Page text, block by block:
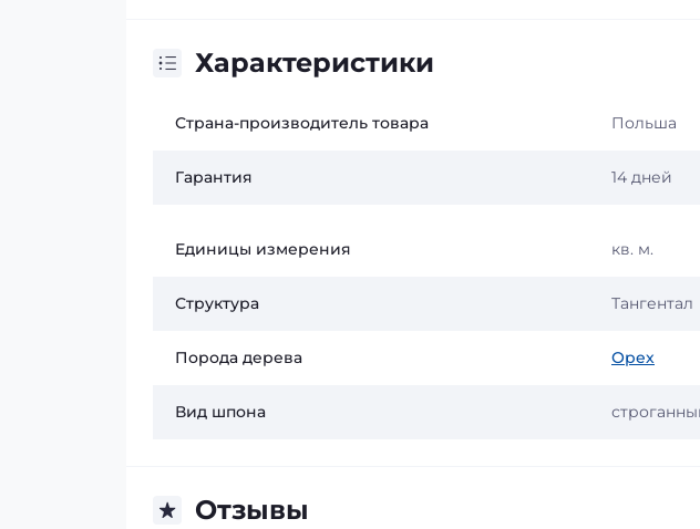
Характеристики
Страна-производитель товара Польша
Гарантия 14 дней
Единицы измерения кв. м.
Структура Тангентал
Порода дерева Орех
Вид шпона
Отзывы